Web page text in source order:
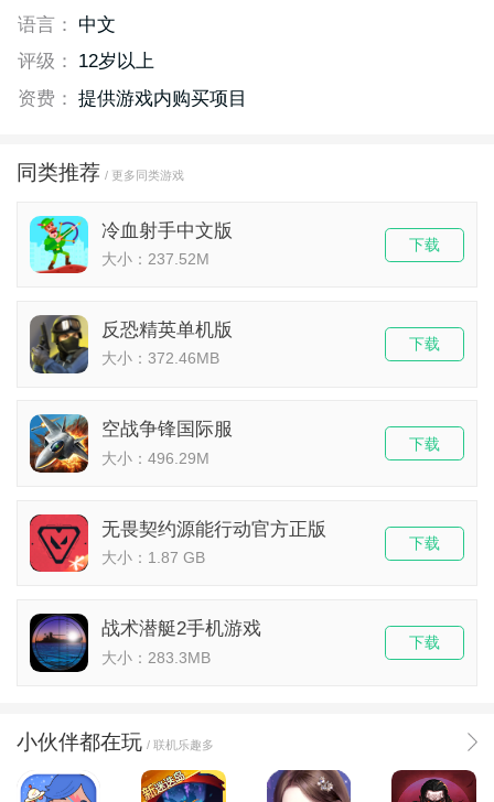
语言：
中文
评级：
12岁以上
资费： 提供游戏内购买项目
同类推荐 / 更多同类游戏
冷血射手中文版
大小：237.52M
下载
反恐精英单机版
大小：372.46MB
下载
空战争锋国际服
大小：496.29M
下载
无畏契约源能行动官方正版
大小：1.87 GB
下载
战术潜艇2手机游戏
大小：283.3MB
下载
小伙伴都在玩 / 联机乐趣多